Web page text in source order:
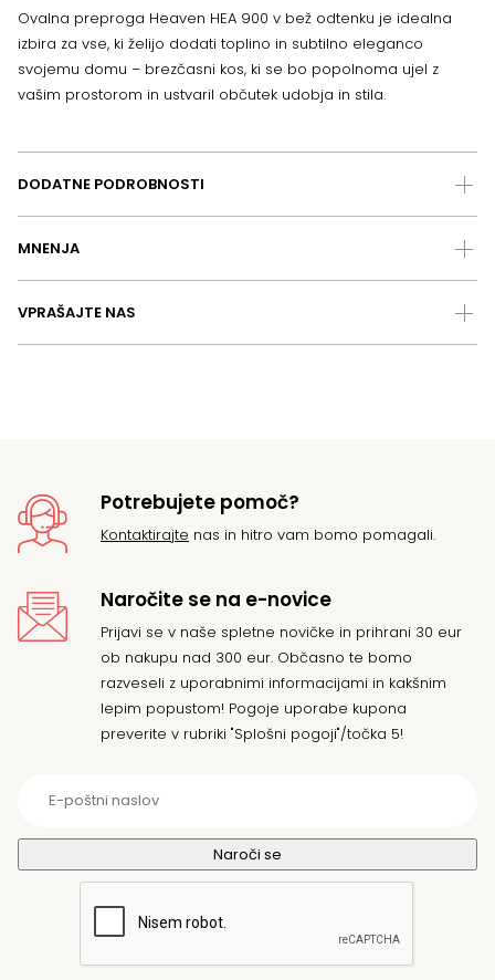
Ovalna preproga Heaven HEA 900 v bež odtenku je idealna
izbira za vse, ki želijo dodati toplino in subtilno eleganco
svojemu domu – brezčasni kos, ki se bo popolnoma ujel z
vašim prostorom in ustvaril občutek udobja in stila.
DODATNE PODROBNOSTI
MNENJA
VPRAŠAJTE NAS
Potrebujete pomoč?
Kontaktirajte nas in hitro vam bomo pomagali.
Naročite se na e-novice
Prijavi se v naše spletne novičke in prihrani 30 eur
ob nakupu nad 300 eur. Občasno te bomo
razveseli z uporabnimi informacijami in kakšnim
lepim popustom! Pogoje uporabe kupona
preverite v rubriki "Splošni pogoji"/točka 5!